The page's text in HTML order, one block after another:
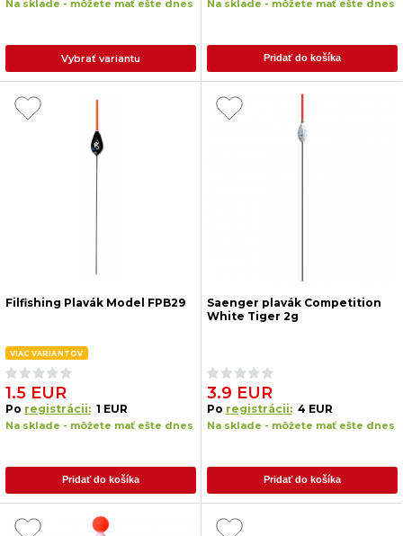
Na sklade - môžete mať ešte dnes
Vybrať variantu
Na sklade - môžete mať ešte dnes
Pridať do košíka
Filfishing Plavák Model FPB29
VIAC VARIANTOV
1.5 EUR
Po registrácii: 1 EUR
Na sklade - môžete mať ešte dnes
Pridať do košíka
Saenger plavák Competition
White Tiger 2g
3.9 EUR
Po registrácii: 4 EUR
Na sklade - môžete mať ešte dnes
Pridať do košíka